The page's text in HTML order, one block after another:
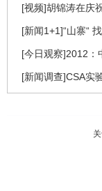
[视频]胡锦涛在庆
[新闻1+1]“山寨“
[今日观察]2012：
[新闻调查]CSA实